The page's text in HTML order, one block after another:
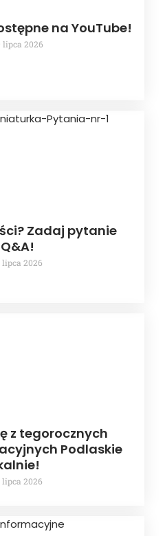
na YouTube!
lipca 2026
Zadaj pytanie
lipca 2026
z tegorocznych
Podlaskie
lipca 2026